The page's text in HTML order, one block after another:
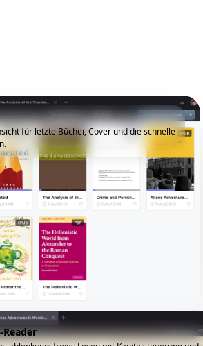
für letzte Bücher, Cover und die schnelle
Reader